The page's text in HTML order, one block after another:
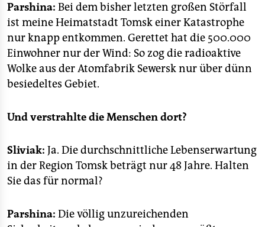
Parshina: Bei dem bisher letzten großen Störfall
ist meine Heimatstadt Tomsk einer Katastrophe
nur knapp entkommen. Gerettet hat die 500.000
Einwohner nur der Wind: So zog die radioaktive
Wolke aus der Atomfabrik Sewersk nur über dünn
besiedeltes Gebiet.
Und verstrahlte die Menschen dort?
Sliviak: Ja. Die durchschnittliche Lebenserwartung
in der Region Tomsk beträgt nur 48 Jahre. Halten
Sie das für normal?
Parshina: Die völlig unzureichenden